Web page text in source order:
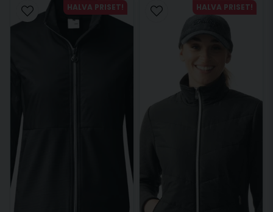
HALVA PRISET! HALVA PRISET!